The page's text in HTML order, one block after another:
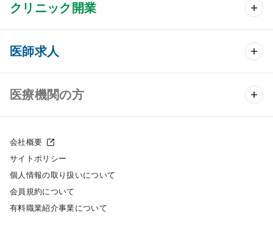
クリニック開業
クリニック開業 TOP
クリニック物件検索
クリニックの開業スタイル
クリニック開業までの流れ
開業支援事例
医師求人
医師求人 TOP
常勤求人検索
非常勤求人検索
スポット求人検索
医療機関の方
採用をお考えの医療機関の方
会社概要
サイトポリシー
個人情報の取り扱いについて
会員規約について
有料職業紹介事業について